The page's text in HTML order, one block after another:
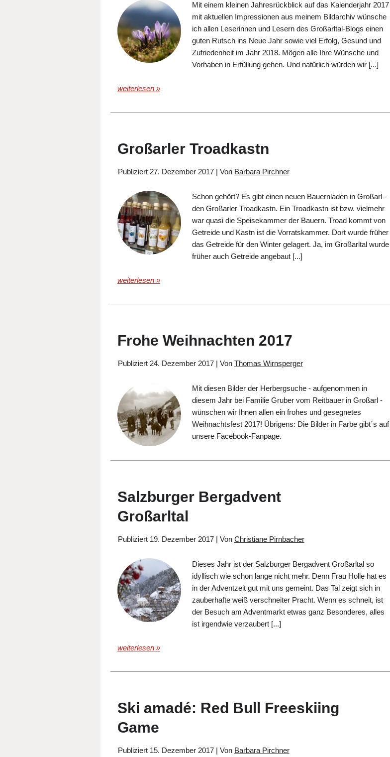
Mit einem kleinen Jahresrückblick auf das Kalenderjahr 2017
mit aktuellen Impressionen aus meinem Bildarchiv wünsche
ich allen Leserinnen und Lesern des Großarltal-Blogs einen
guten Rutsch ins Neue Jahr sowie viel Erfolg, Gesund und
Zufriedenheit im Jahr 2018. Mögen alle Ihre Wünsche und
Vorhaben in Erfüllung gehen. Und natürlich würden wir [...]
weiterlesen »
Großarler Troadkastn
Publiziert 27. Dezember 2017| Von Barbara Pirchner
Schon gehört? Es gibt einen neuen Bauernladen in Großarl -
den Großarler Troadkastn. Ein Troadkastn ist bzw. vielmehr
war quasi die Speisekammer der Bauern. Troad kommt von
Getreide und Kastn ist die Vorratskammer. Dort wurde früher
das Getreide für den Winter gelagert. Ja, im Großarltal wurde
früher auch Getreide angebaut [...]
weiterlesen »
Frohe Weihnachten 2017
Publiziert 24. Dezember 2017| Von Thomas Wirnsperger
Mit diesen Bilder der Herbergsuche - aufgenommen in
diesem Jahr bei Familie Gruber vom Reitbauer in Großarl -
wünschen wir Ihnen allen ein frohes und gesegnetes
Weihnachtsfest 2017! Übrigens: Die Bilder in Farbe gibt´s auf
unsere Facebook-Fanpage.
Salzburger Bergadvent
Großarltal
Publiziert 19. Dezember 2017| Von Christiane Pirnbacher
Dieses Jahr ist der Salzburger Bergadvent Großarltal so
idyllisch wie schon lange nicht mehr. Denn Frau Holle hat es
in der Adventzeit gut mit uns gemeint. Das Tal zeigt sich in
zauberhafte weiß verschneiter Pracht. Wenn es schneit, ist
der Besuch am Adventmarkt etwas ganz Besonderes, alles
ist irgendwie verzaubert [...]
weiterlesen »
Ski amadé: Red Bull Freeskiing
Game
Publiziert 15. Dezember 2017| Von Barbara Pirchner